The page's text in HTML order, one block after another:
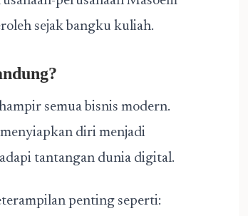
sejak bangku kuliah.
semua bisnis modern.
diri menjadi
tantangan dunia digital.
penting seperti: